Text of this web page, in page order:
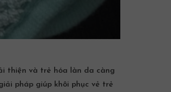
thiện và trẻ hóa làn da càng
pháp giúp khôi phục vẻ trẻ